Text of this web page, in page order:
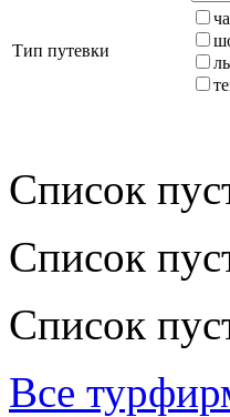
Тип путевки
Список
Список
Список
Все